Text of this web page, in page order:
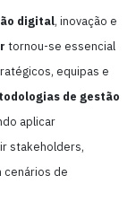
digital, inovação e
tornou-se essencial
equipas e
de gestão
aplicar
stakeholders,
cenários de